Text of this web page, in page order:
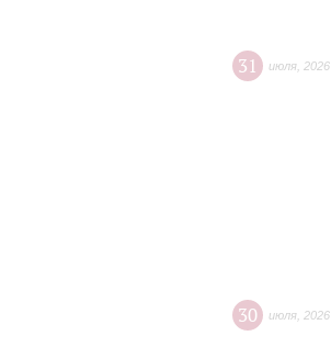
31 июля 2026
30 июля 2026